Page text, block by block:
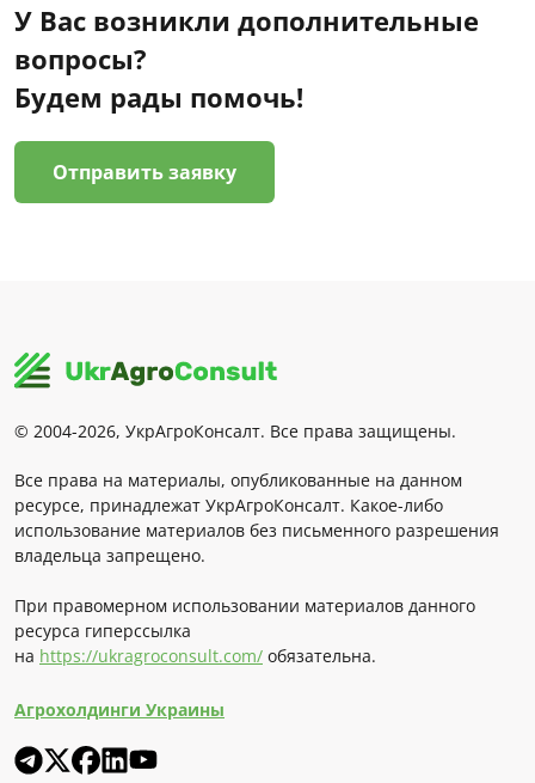
У Вас возникли дополнительные
вопросы?
Будем рады помочь!
Отправить заявку
© 2004-2026, УкрАгроКонсалт. Все права защищены.
Все права на материалы, опубликованные на данном
ресурсе, принадлежат УкрАгроКонсалт. Какое-либо
использование материалов без письменного разрешения
владельца запрещено.
При правомерном использовании материалов данного
ресурса гиперссылка
на https://ukragroconsult.com/ обязательна.
Агрохолдинги Украины